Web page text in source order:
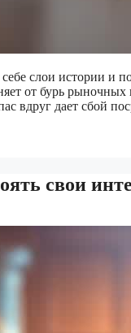
слои истории и
от бурь рыночных
вдруг дает сбой
свои